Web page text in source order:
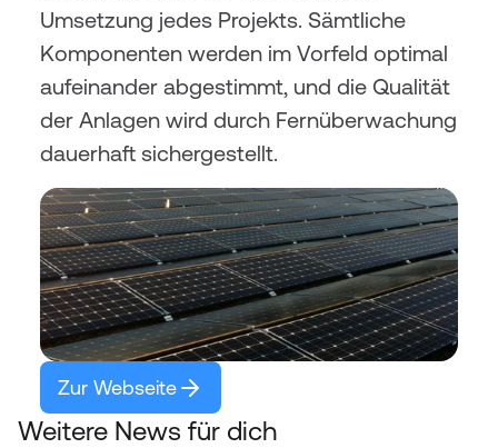
Umsetzung jedes Projekts. Sämtliche
Komponenten werden im Vorfeld optimal
aufeinander abgestimmt, und die Qualität
der Anlagen wird durch Fernüberwachung
dauerhaft sichergestellt.
Zur Webseite
Weitere News für dich